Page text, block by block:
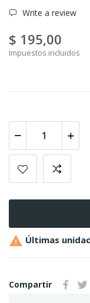
Write a review
$ 195,00
Impuestos incluidos
 Últimas
Compartir